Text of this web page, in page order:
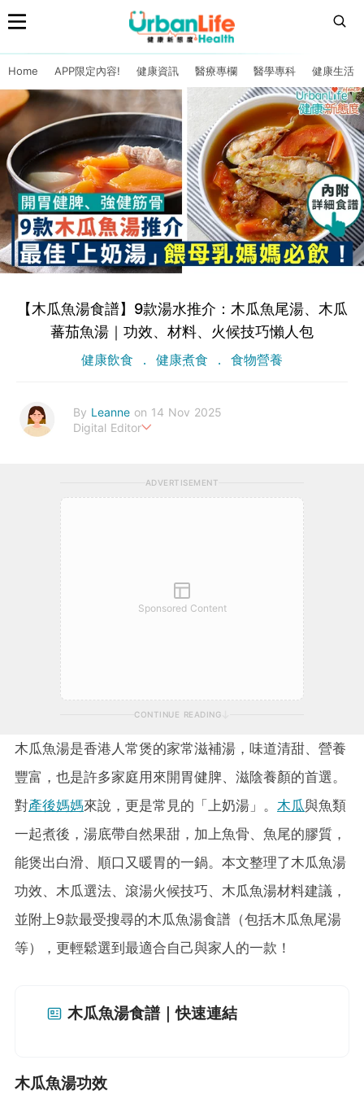
Home APP限定內容! 健康資訊 醫療專欄 醫學專科 健康生活
【木瓜魚湯食譜】9款湯水推介：木瓜魚尾湯、木瓜
蕃茄魚湯｜功效、材料、火候技巧懶人包
健康飲食 健康煮食 食物營養
By Leanne on 14 Nov 2025
Digital Editor
ADVERTISEMENT
Sponsored Content
CONTINUE READING
木瓜魚湯是香港人常煲的家常滋補湯，味道清甜、營養
豐富，也是許多家庭用來開胃健脾、滋陰養顏的首選。
對產後媽媽來說，更是常見的「上奶湯」。 木瓜與魚類
一起煮後，湯底帶自然果甜，加上魚骨、魚尾的膠質，
能煲出白滑、順口又暖胃的一鍋。本文整理了木瓜魚湯
功效、木瓜選法、滾湯火候技巧、木瓜魚湯材料建議，
並附上9款最受搜尋的木瓜魚湯食譜（包括木瓜魚尾湯
等），更輕鬆選到最適合自己與家人的一款！
木瓜魚湯食譜｜快速連結
木瓜魚湯功效